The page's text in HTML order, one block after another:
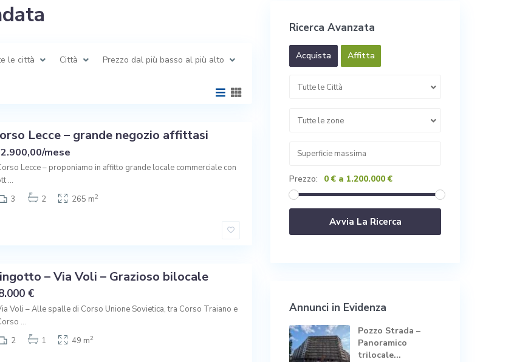
le città Città Prezzo dal più basso al più alto
Lecce – grande negozio affittasi
mese
Lecce – proponiamo in affitto grande locale commerciale con
...
3
2 265 m2
– Via Voli – Grazioso bilocale
€
Voli – Alle spalle di Corso Unione Sovietica, tra Corso Traiano e
...
2
1 49 m2
Ricerca Avanzata
Acquista Affitta
Tutte le Città
Tutte le zone
Prezzo: 0 € a 1.200.000 €
Annunci in Evidenza
Pozzo Strada –
Panoramico
trilocale...